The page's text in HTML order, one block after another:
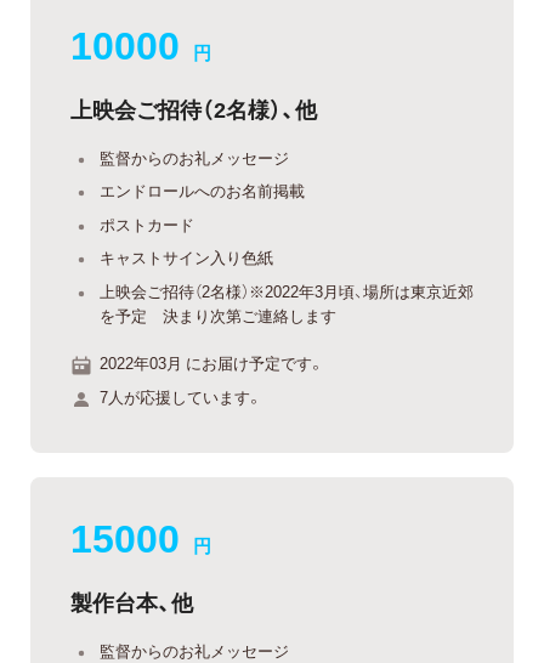
10000 円
上映会ご招待（2名様）、他
監督からのお礼メッセージ
エンドロールへのお名前掲載
ポストカード
キャストサイン入り色紙
上映会ご招待（2名様）※2022年3月頃、場所は東京近郊
を予定 決まり次第ご連絡します
2022年03月 にお届け予定です。
7人が応援しています。
15000 円
製作台本、他
監督からのお礼メッセージ